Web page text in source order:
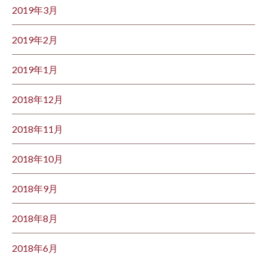
2019年3月
2019年2月
2019年1月
2018年12月
2018年11月
2018年10月
2018年9月
2018年8月
2018年6月